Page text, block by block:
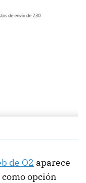
de O2 aparece
opción